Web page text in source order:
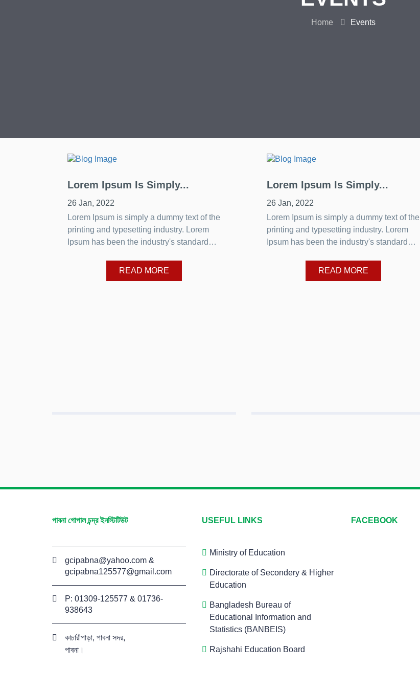
Home Events
Lorem Ipsum Is Simply...
26 Jan, 2022
Lorem Ipsum is simply a dummy text of the
printing and typesetting industry. Lorem
Ipsum has been the industry's standard…
READ MORE
Lorem Ipsum Is Simply...
26 Jan, 2022
Lorem Ipsum is simply a dummy text of the
printing and typesetting industry. Lorem
Ipsum has been the industry's standard…
READ MORE
পাবনা গোপাল চন্দ্র ইনস্টিটিউট
gcipabna@yahoo.com &
gcipabna125577@gmail.com
P: 01309-125577 & 01736-
938643
কাচারীপাড়া, পাবনা সদর,
পাবনা।
USEFUL LINKS
Ministry of Education
Directorate of Secondery & Higher
Education
Bangladesh Bureau of
Educational Information and
Statistics (BANBEIS)
Rajshahi Education Board
FACEBOOK